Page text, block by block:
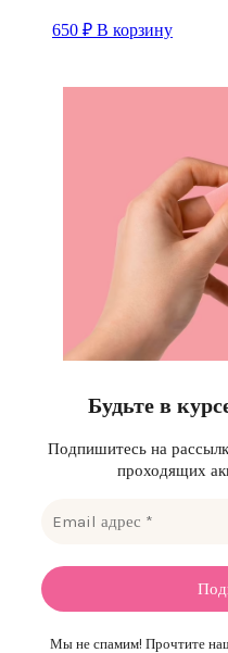
650 ₽ В корзину
Будьте в
Подпишитесь на
проходящих
Мы не спамим! Прочтите